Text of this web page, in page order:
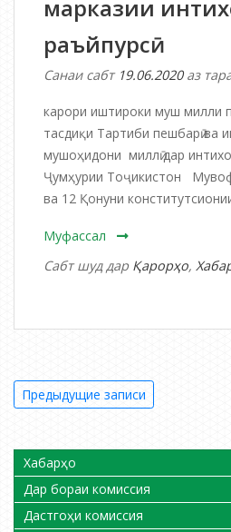
марказии
раъйпурсӣ
Санаи сабт 19.06.2020аз
карори иштироки муш милли
тасдиқи Тартиби пешбарӣ ва
мушоҳидони миллӣ дар
Ҷумҳурии Тоҷикистон
ва 12 Қонуни
Муфассал
Сабт шуд дар Қарорҳо,
Комиссияи
интихобот
ва
Навигация
по
записям
Предыдущие записи
Хабарҳо
Дар бораи комиссия
Дастгоҳи комиссия